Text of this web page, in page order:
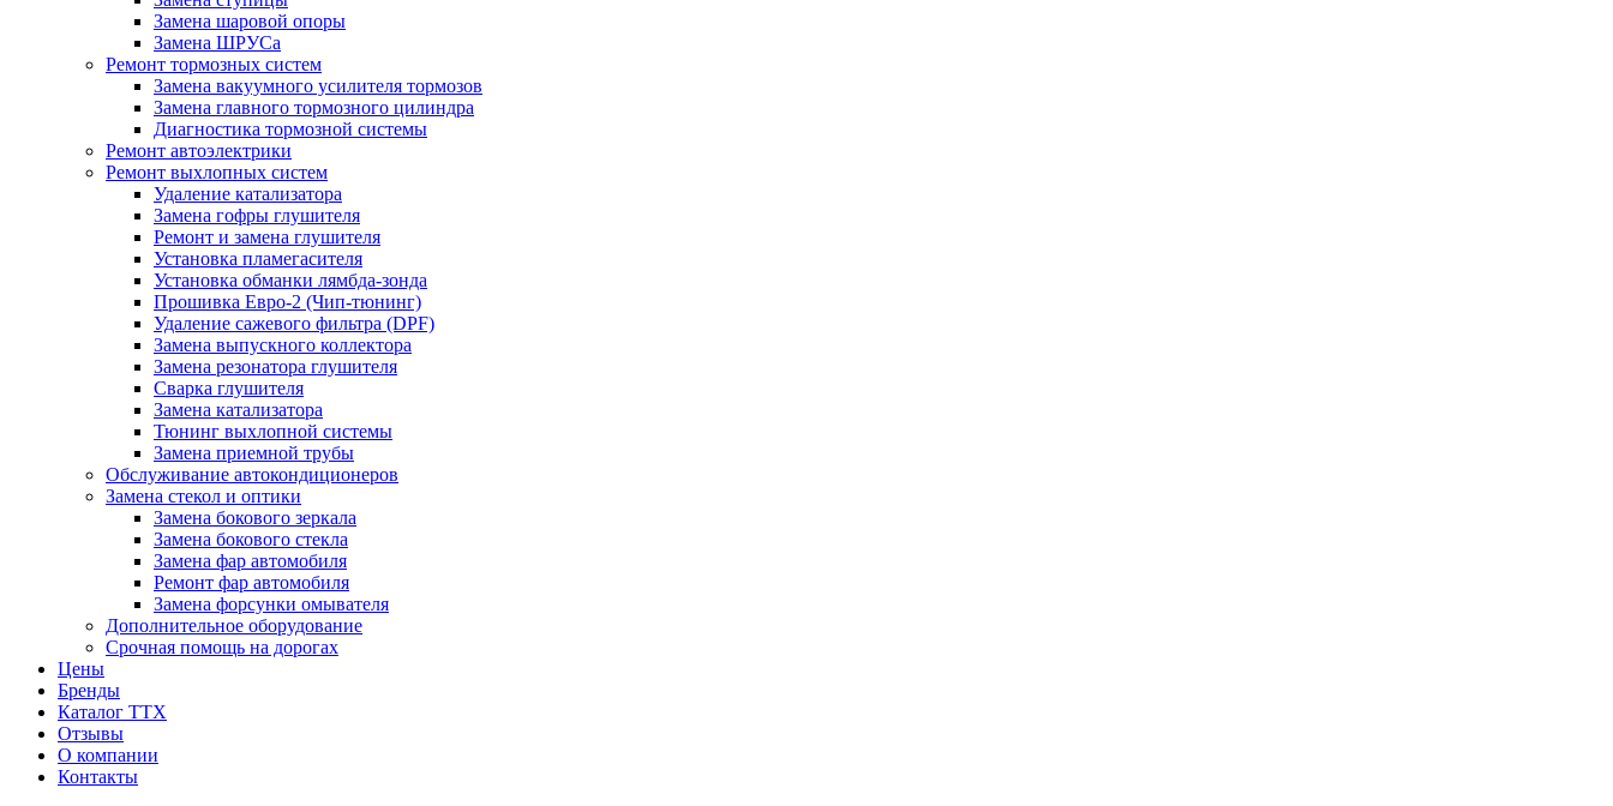
Замена шаровой опоры
Замена ШРУСа
Ремонт тормозных систем
Замена вакуумного усилителя тормозов
Замена главного тормозного цилиндра
Диагностика тормозной системы
Ремонт автоэлектрики
Ремонт выхлопных систем
Удаление катализатора
Замена гофры глушителя
Ремонт и замена глушителя
Установка пламегасителя
Установка обманки лямбда-зонда
Прошивка Евро-2 (Чип-тюнинг)
Удаление сажевого фильтра (DPF)
Замена выпускного коллектора
Замена резонатора глушителя
Сварка глушителя
Замена катализатора
Тюнинг выхлопной системы
Замена приемной трубы
Обслуживание автокондиционеров
Замена стекол и оптики
Замена бокового зеркала
Замена бокового стекла
Замена фар автомобиля
Ремонт фар автомобиля
Замена форсунки омывателя
Дополнительное оборудование
Срочная помощь на дорогах
Цены
Бренды
Каталог ТТХ
Отзывы
О компании
Контакты